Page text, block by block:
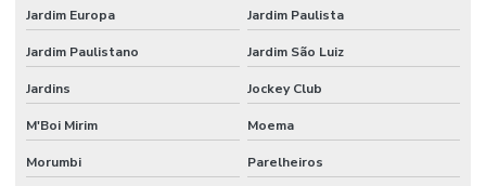
SEGURANÇA
PATRIMONIAL
EM HOSPITAIS
SEGURANÇA
PATRIMONIAL
PARA
INDÚSTRIAS
Jardim Europa Jardim Paulista
Jardim Paulistano Jardim São Luiz
Jardins Jockey Club
M'Boi Mirim Moema
Morumbi Parelheiros